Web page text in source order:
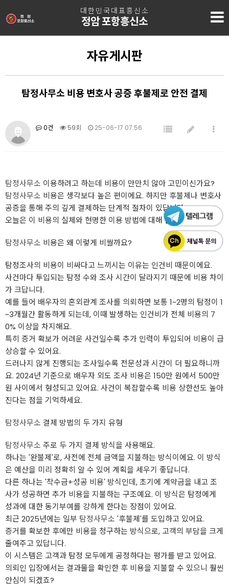
대한민국대표흥신소
정암 포항흥신소
자유게시판
탐정사무소 비용 변호사 공증 후불제로 안전 결제
0건 59회 25-06-17 07:56
탐정사무소 이용하려고 하는데 비용이 만만치 않아 고민이신가요?
탐정사무소 비용은 생각보다 높은 편이에요. 하지만 후불제나 변호사
공증을 통해 주의 깊게 결제하는 단계적 절차이 있답니다.
오늘은 이 비용의 실체와 현명한 이용 방법에 대해 알아볼게요.
탐정사무소 비용은 왜 이렇게 비쌀까요?
탐정조사의 비용이 비싸다고 느끼시는 이유는 인건비 때문이에요.
사건마다 투입되는 탐정 수와 조사 시간이 달라지기 때문에 비용 차이
가 크답니다.
예를 들어 배우자의 혼외관계 조사를 의뢰하면 보통 1~2명의 탐정이 1
~3개월간 활동하게 되는데, 이때 발생하는 인건비가 전체 비용의 7
0% 이상을 차지해요.
특히 증거 확보가 어려운 사건일수록 추가 인력이 투입되어 비용이 급
상승할 수 있어요.
드러나지 않게 진행되는 조사일수록 전문성과 시간이 더 필요하니까
요. 2024년 기준으로 배우자 외도 조사 비용은 150만 원에서 500만
원 사이에서 형성되고 있어요. 사건이 복잡할수록 비용 상한선도 높아
진다는 점을 기억하세요.
탐정사무소 결제 방법의 두 가지 유형
탐정사무소 주로 두 가지 결제 방식을 사용해요.
하나는 '완불제'로, 사전에 전체 금액을 지불하는 방식이에요. 이 방식
은 예산을 미리 정확히 알 수 있어 계획을 세우기 좋답니다.
다른 하나는 '착수금+성공 비용' 방식인데, 초기에 계약금을 내고 조
사가 성공하면 추가 비용을 지불하는 구조예요. 이 방식은 탐정에게
성과에 대한 동기부여를 강하게 한다는 장점이 있어요.
최근 2025년에는 일부 탐정사무소 '후불제'를 도입하고 있어요.
증거를 확보한 후에만 비용을 청구하는 방식으로, 고객의 부담을 크게
줄여주고 있답니다.
이 시스템은 고객과 탐정 모두에게 공정하다는 평가를 받고 있어요.
의뢰인 입장에서는 결과물을 확인한 후 비용을 지불할 수 있으니 훨씬
안심이 되겠죠?